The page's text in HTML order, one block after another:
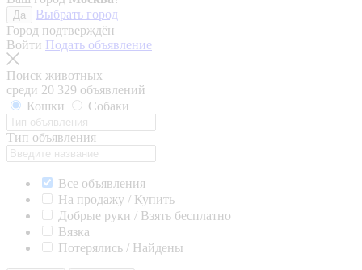
Да
Выбрать город
Город подтверждён
Войти Подать объявление
Поиск животных
среди 20 329 объявлений
Кошки
Собаки
Тип объявления
Все объявления
На продажу / Купить
Добрые руки / Взять бесплатно
Вязка
Потерялись / Найдены